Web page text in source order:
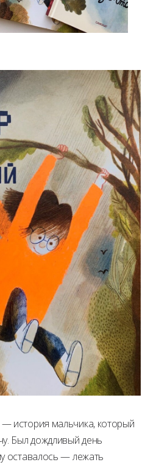
— история мальчика, который
Был дождливый день
оставалось — лежать